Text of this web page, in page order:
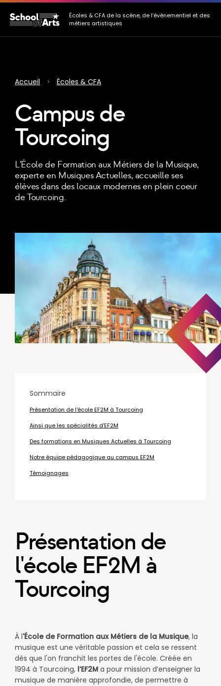
Allez au contenu principal Allez au menu Allez au pied de page
Écoles & CFA de la scène, de l’évènementiel et des
métiers artistiques
Accueil Écoles & CFA
Campus de
Tourcoing
L'École de Formation aux Métiers de la Musique,
experte en Musiques Actuelles, accueille ses
élèves dans des locaux modernes en plein coeur
de Tourcoing.
Sommaire
Présentation de l'école EF2M à Tourcoing
Ainsi que les spécialités d'EF2M
Des formations en Musiques Actuelles à Tourcoing
Notre équipe pédagogique au campus EF2M
Témoignages
Présentation de
l'école EF2M à
Tourcoing
À l'École de Formation aux Métiers de la Musique, la
musique est une véritable passion et cela se ressent
dès que l'on franchit les portes de l'école. Créée en
1994 à Tourcoing, l’EF2M a pour mission d’enseigner la
musique de manière approfondie, de permettre à